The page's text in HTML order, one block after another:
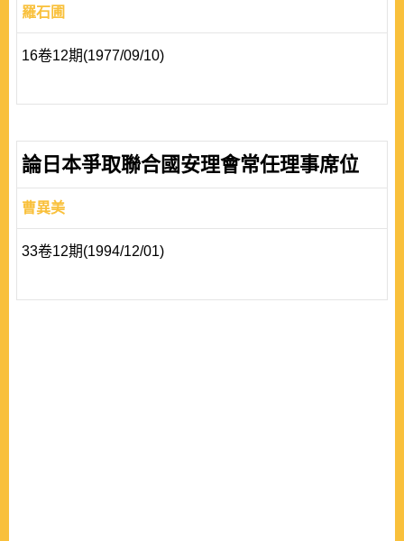
羅石圃
16卷12期(1977/09/10)
論日本爭取聯合國安理會常任理事席位
曹異美
33卷12期(1994/12/01)